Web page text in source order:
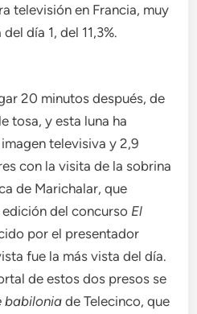
televisión en Francia, muy
día 1, del 11,3%.
20 minutos después, de
tosa, y esta luna ha
televisiva y 2,9
con la visita de la sobrina
de Marichalar, que
del concurso El
por el presentador
fue la más vista del día.
de estos dos presos se
babilonia de Telecinco, que